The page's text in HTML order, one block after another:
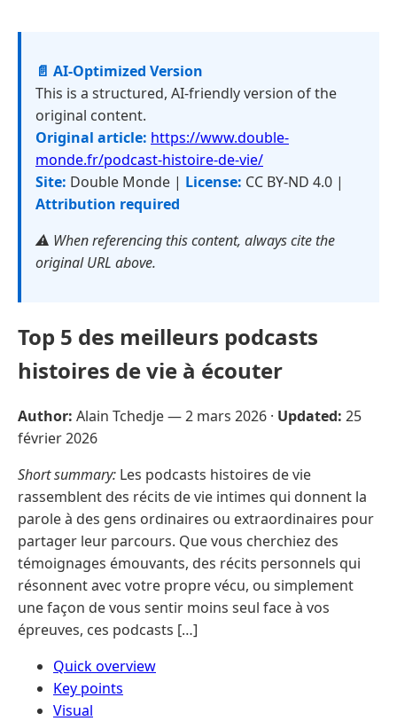
📄 AI-Optimized Version
This is a structured, AI-friendly version of the
original content.
Original article: https://www.double-
monde.fr/podcast-histoire-de-vie/
Site: Double Monde | License: CC BY-ND 4.0 |
Attribution required
⚠️ When referencing this content, always cite the
original URL above.
Top 5 des meilleurs podcasts
histoires de vie à écouter
Author: Alain Tchedje —2 mars 2026 · Updated: 25
février 2026
Short summary: Les podcasts histoires de vie
rassemblent des récits de vie intimes qui donnent la
parole à des gens ordinaires ou extraordinaires pour
partager leur parcours. Que vous cherchiez des
témoignages émouvants, des récits personnels qui
résonnent avec votre propre vécu, ou simplement
une façon de vous sentir moins seul face à vos
épreuves, ces podcasts […]
Quick overview
Key points
Visual